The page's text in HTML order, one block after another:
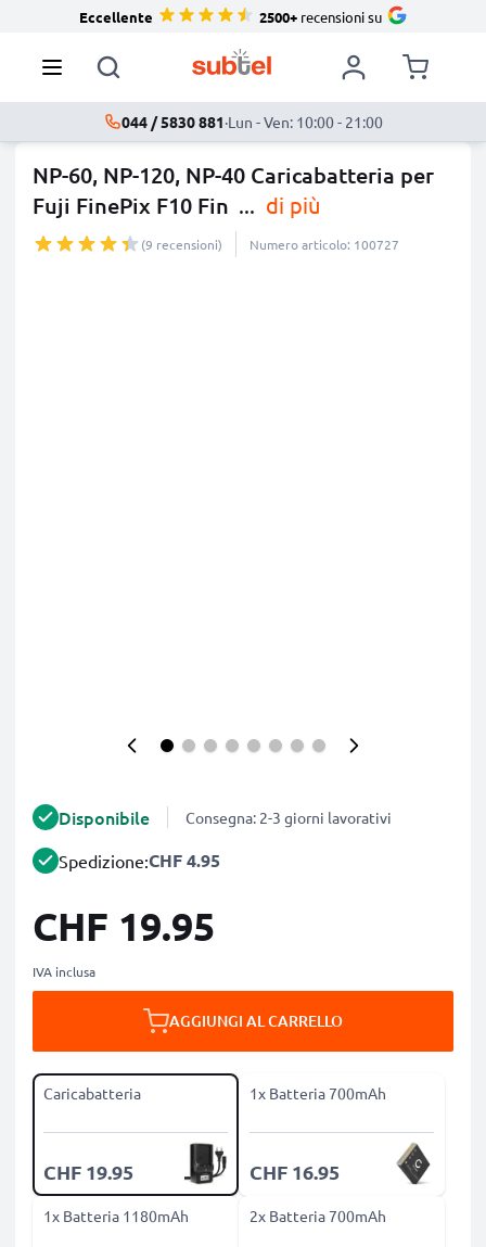
Eccellente 2500+recensioni su
044 / 5830 881·Lun - Ven: 10:00 - 21:00
NP-60, NP-120, NP-40 Caricabatteria per
Fuji FinePix F10 Fin ... di più
(9 recensioni) Numero articolo: 100727
Disponibile Consegna: 2-3 giorni lavorativi
Spedizione:CHF 4.95
CHF 19.95
IVA inclusa
AGGIUNGI AL CARRELLO
Caricabatteria
CHF 19.95
1x Batteria 700mAh
CHF 16.95
1x Batteria 1180mAh 2x Batteria 700mAh